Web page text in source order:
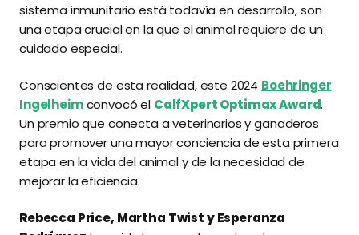
sistema inmunitario está todavía en desarrollo, son
una etapa crucial en la que el animal requiere de un
cuidado especial.
Conscientes de esta realidad, este 2024 Boehringer
Ingelheimconvocó el CalfXpert Optimax Award.
Un premio que conecta a veterinarios y ganaderos
para promover una mayor conciencia de esta primera
etapa en la vida del animal y de la necesidad de
mejorar la eficiencia.
Rebecca Price, Martha Twist y Esperanza